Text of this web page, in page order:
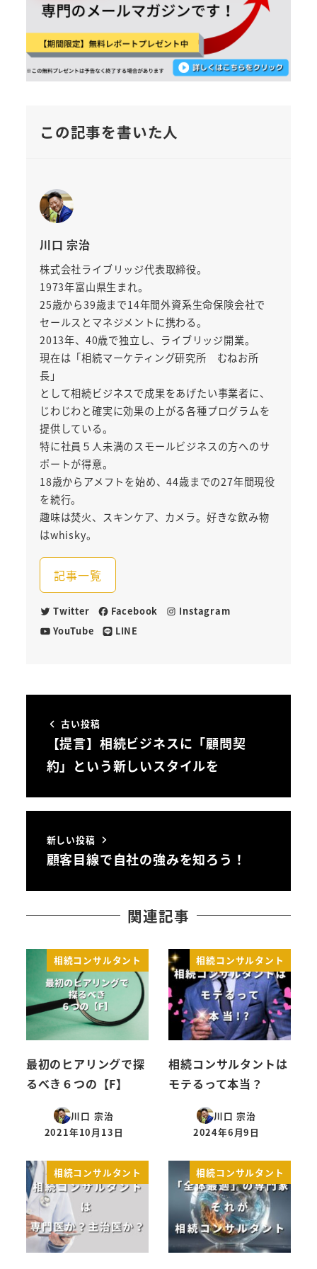
この記事を書いた人
川口 宗治
株式会社ライブリッジ代表取締役。
1973年富山県生まれ。
25歳から39歳まで14年間外資系生命保険会社で
セールスとマネジメントに携わる。
2013年、40歳で独立し、ライブリッジ開業。
現在は「相続マーケティング研究所 むねお所
長」
として相続ビジネスで成果をあげたい事業者に、
じわじわと確実に効果の上がる各種プログラムを
提供している。
特に社員５人未満のスモールビジネスの方へのサ
ポートが得意。
18歳からアメフトを始め、44歳までの27年間現役
を続行。
趣味は焚火、スキンケア、カメラ。好きな飲み物
はwhisky。
記事一覧
Twitter Facebook
Instagram
YouTube
LINE
古い投稿
【提言】相続ビジネスに「顧問契
約」という新しいスタイルを
新しい投稿
顧客目線で自社の強みを知ろう！
関連記事
相続コンサルタント
最初のヒアリングで探
るべき６つの【F】
川口 宗治
投稿日
2021年10月13日
相続コンサルタント
相続コンサルタントは
モテるって本当？
川口 宗治
投稿日
2024年6月9日
相続コンサルタント 相続コンサルタント